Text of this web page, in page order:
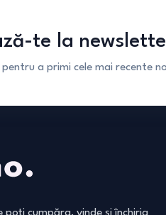
te la
a primi cele mai recente